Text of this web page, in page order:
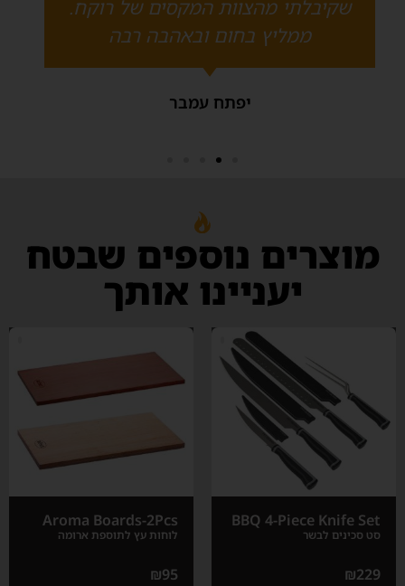
בן יגר
מוצרים נוספים שבטח
יעניינו אותך
BBQ 4-Piece Knife Set
סט סכינים לבשר
₪229
Aroma Boards-2Pcs
לוחות עץ לתוספת ארומה
₪95